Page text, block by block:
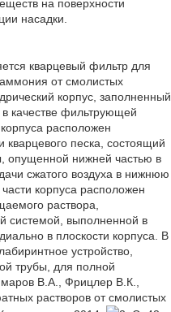
на поверхности
насадки.
кварцевый фильтр для
от смолистых
корпус, заполненный
качестве фильтрующей
расположен
песка, состоящий
опущенной нижней частью в
сжатого воздуха в нижнюю
корпуса расположен
раствора,
системой, выполненной в
в плоскости корпуса. В
устройство,
трубы, для полной
В.А., Фрицлер В.К.,
растворов от смолистых